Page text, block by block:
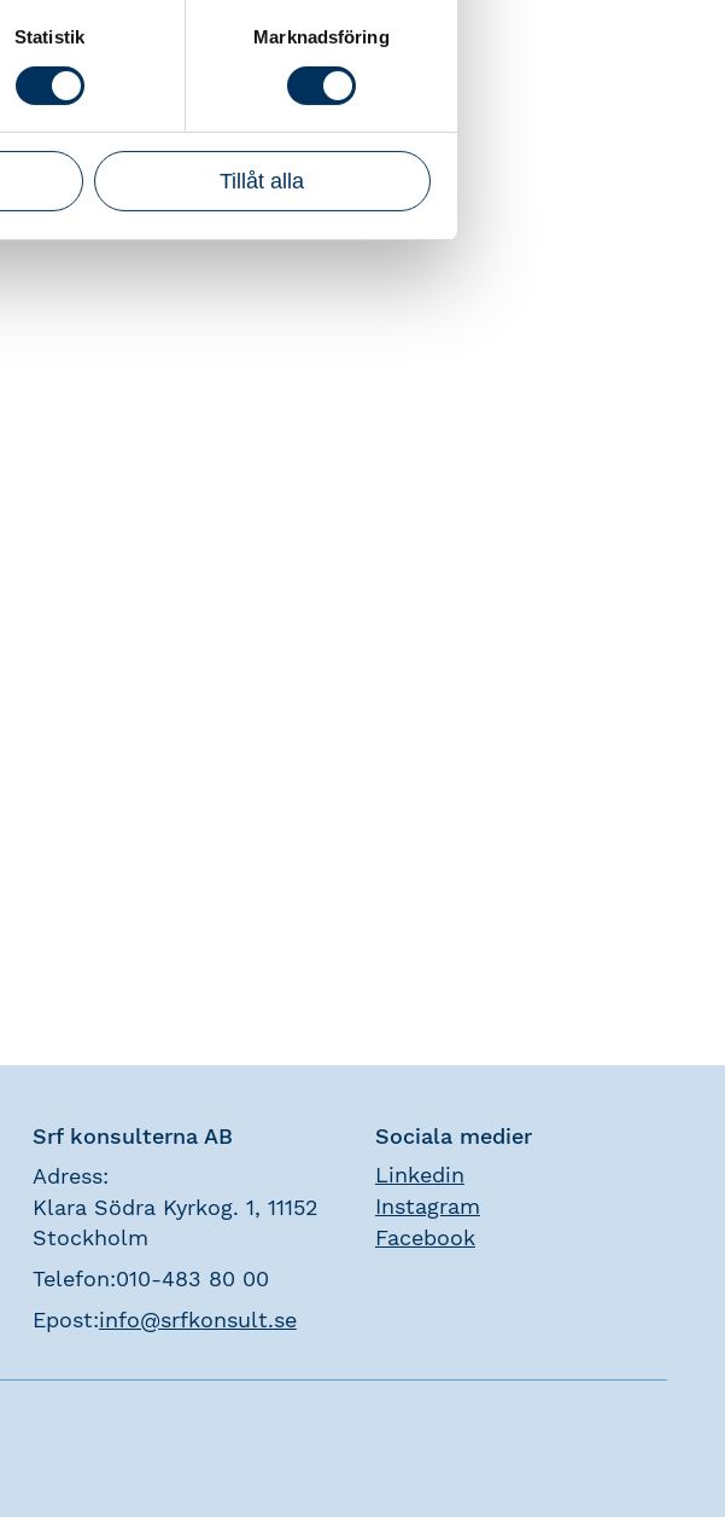
Statistik Marknadsföring
Tillåt alla
Srf konsulterna AB
Adress:
Klara Södra Kyrkog. 1, 11152
Stockholm
Telefon:010-483 80 00
Epost:info@srfkonsult.se
Sociala medier
Linkedin
Instagram
Facebook